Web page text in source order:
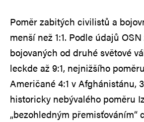
Poměr zabitých civilistů a
menší než 1:1. Podle údajů
bojovaných od druhé světové
leckde až 9:1, nejnižšího
Američané 4:1 v Afghánistánu,
historicky nebývalého poměru
„bezohledným přemisťováním“